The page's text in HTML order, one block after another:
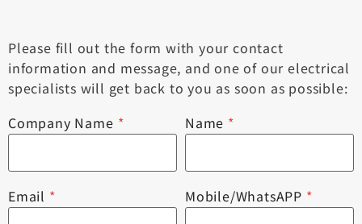
Please fill out the form with your contact
information and message, and one of our electrical
specialists will get back to you as soon as possible:
Company Name * Name *
Email * Mobile/WhatsAPP *